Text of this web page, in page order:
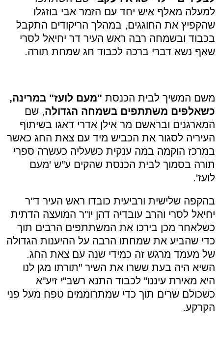
למעלה מאלף איש יחד עם הזמר אבי בוזגלו
שהקפיץ את החוגגים, במהלך הריקודים התקבל
בכבוד ובשמחה רבה ראש העיר דר יחיאל לסרי
שאף נשא דברי ברכה לכבוד חג שמחת תורה.
משם המשיך לבית הכנסת "מעם לועז" במרינה,
כשאלפים משתתפים בשמחה הגדולה, שם
המארגנים ובראשם מר אילן אדרי דאגו בשיתוף
העיריה לסגור את הכביש מיד עם צאת החג כאשר
במרכז הוקמה במה ענקית כשעליה כעשרה ספרי
תורה בסמוך לבית הכנסת שהקים ע"ש 'מעם
לועז'.
בהקפה שלישית ורביעית כובדו ראש העיר ד"ר
יחיאל לסרי והרב עובדיה דהן יו"ר המועצה הדתית
כשלאחר מכן בירכו את המשתתפים הרבים תוך
כדי שהביע את שמחתו הרבה על ההיענות הגדולה
של מעמד מרגש זה כמידי שנה עם צאת החג.
השיא היה בעת ששרו את השיר "תורתו מגן לנו
היא מאירת עיננו" לכבוד התנא רשב"י זיע"א
כשכולם שרים תוך כדי שמתרוממים טפח מעל פני
הקרקע.